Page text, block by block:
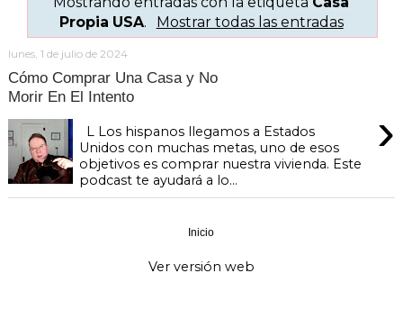
Propia USA. Mostrar todas las entradas
lunes, 1 de julio de 2024
Cómo Comprar Una Casa y No
Morir En El Intento
›
L Los hispanos llegamos a Estados
Unidos con muchas metas, uno de esos
objetivos es comprar nuestra vivienda. Este
podcast te ayudará a lo...
Inicio
Ver versión web